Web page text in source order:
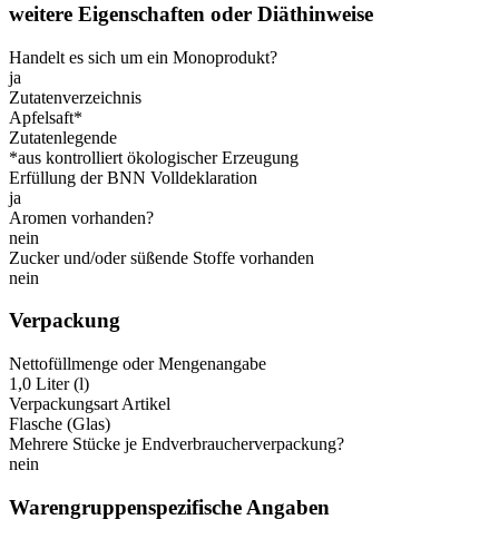
weitere Eigenschaften oder Diäthinweise
Handelt es sich um ein Monoprodukt?
ja
Zutatenverzeichnis
Apfelsaft*
Zutatenlegende
*aus kontrolliert ökologischer Erzeugung
Erfüllung der BNN Volldeklaration
ja
Aromen vorhanden?
nein
Zucker und/oder süßende Stoffe vorhanden
nein
Verpackung
Nettofüllmenge oder Mengenangabe
1,0 Liter (l)
Verpackungsart Artikel
Flasche (Glas)
Mehrere Stücke je Endverbraucherverpackung?
nein
Warengruppenspezifische Angaben